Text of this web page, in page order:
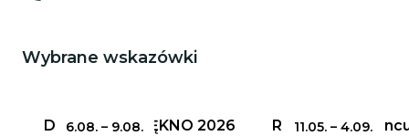
Wybrane wskazówki
6.08. – 9.08.
DELIKATNE PIĘKNO 2026 11.05. – 4.09.
Ratusz w